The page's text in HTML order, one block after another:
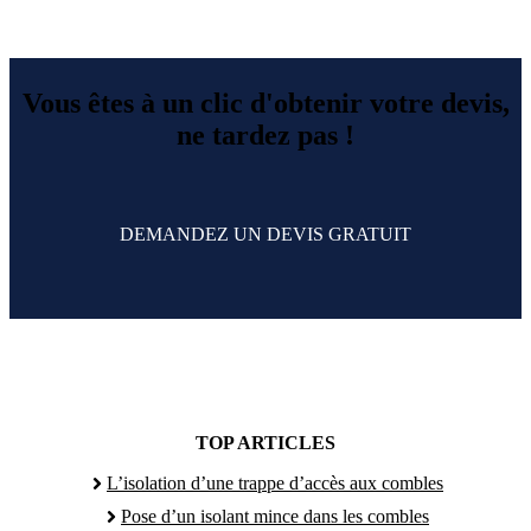
Vous êtes à un clic d'obtenir votre devis,
ne tardez pas !
DEMANDEZ UN DEVIS GRATUIT
TOP ARTICLES
L’isolation d’une trappe d’accès aux combles
Pose d’un isolant mince dans les combles